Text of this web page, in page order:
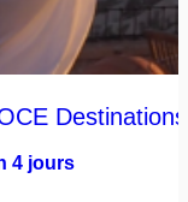
Destinations
4 jours